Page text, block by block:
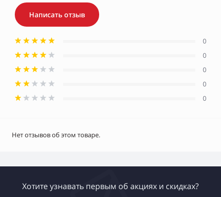
Написать отзыв
0
0
0
0
0
Нет отзывов об этом товаре.
Хотите узнавать первым об акциях и скидках?